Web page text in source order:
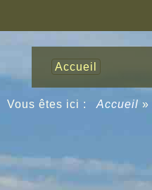
Accueil
Vous êtes ici : Accueil »